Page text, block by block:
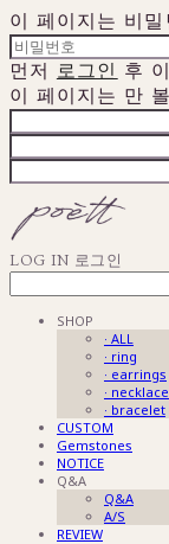
이 페이지는 비
먼저 로그인 후
이 페이지는 만
LOG IN 로그인
SHOP
· ALL
· ring
· earrings
· necklace
· bracelet
CUSTOM
Gemstones
NOTICE
Q&A
Q&A
A/S
REVIEW